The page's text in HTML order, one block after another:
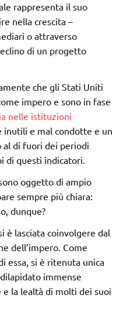
rappresenta il suo
nella crescita –
o attraverso
di un progetto
che gli Stati Uniti
impero e sono in fase
nelle istituzioni
inutili e mal condotte e un
di fuori dei periodi
di questi indicatori.
oggetto di ampio
sempre più chiara:
dunque?
è lasciata coinvolgere dal
dell’impero. Come
essa, si è ritenuta unica
immense
la lealtà di molti dei suoi